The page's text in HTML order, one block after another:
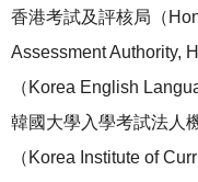
香港考試及評核局（
Assessment Authority,
（Korea English
韓國大學入學考試法人
（Korea Institute of